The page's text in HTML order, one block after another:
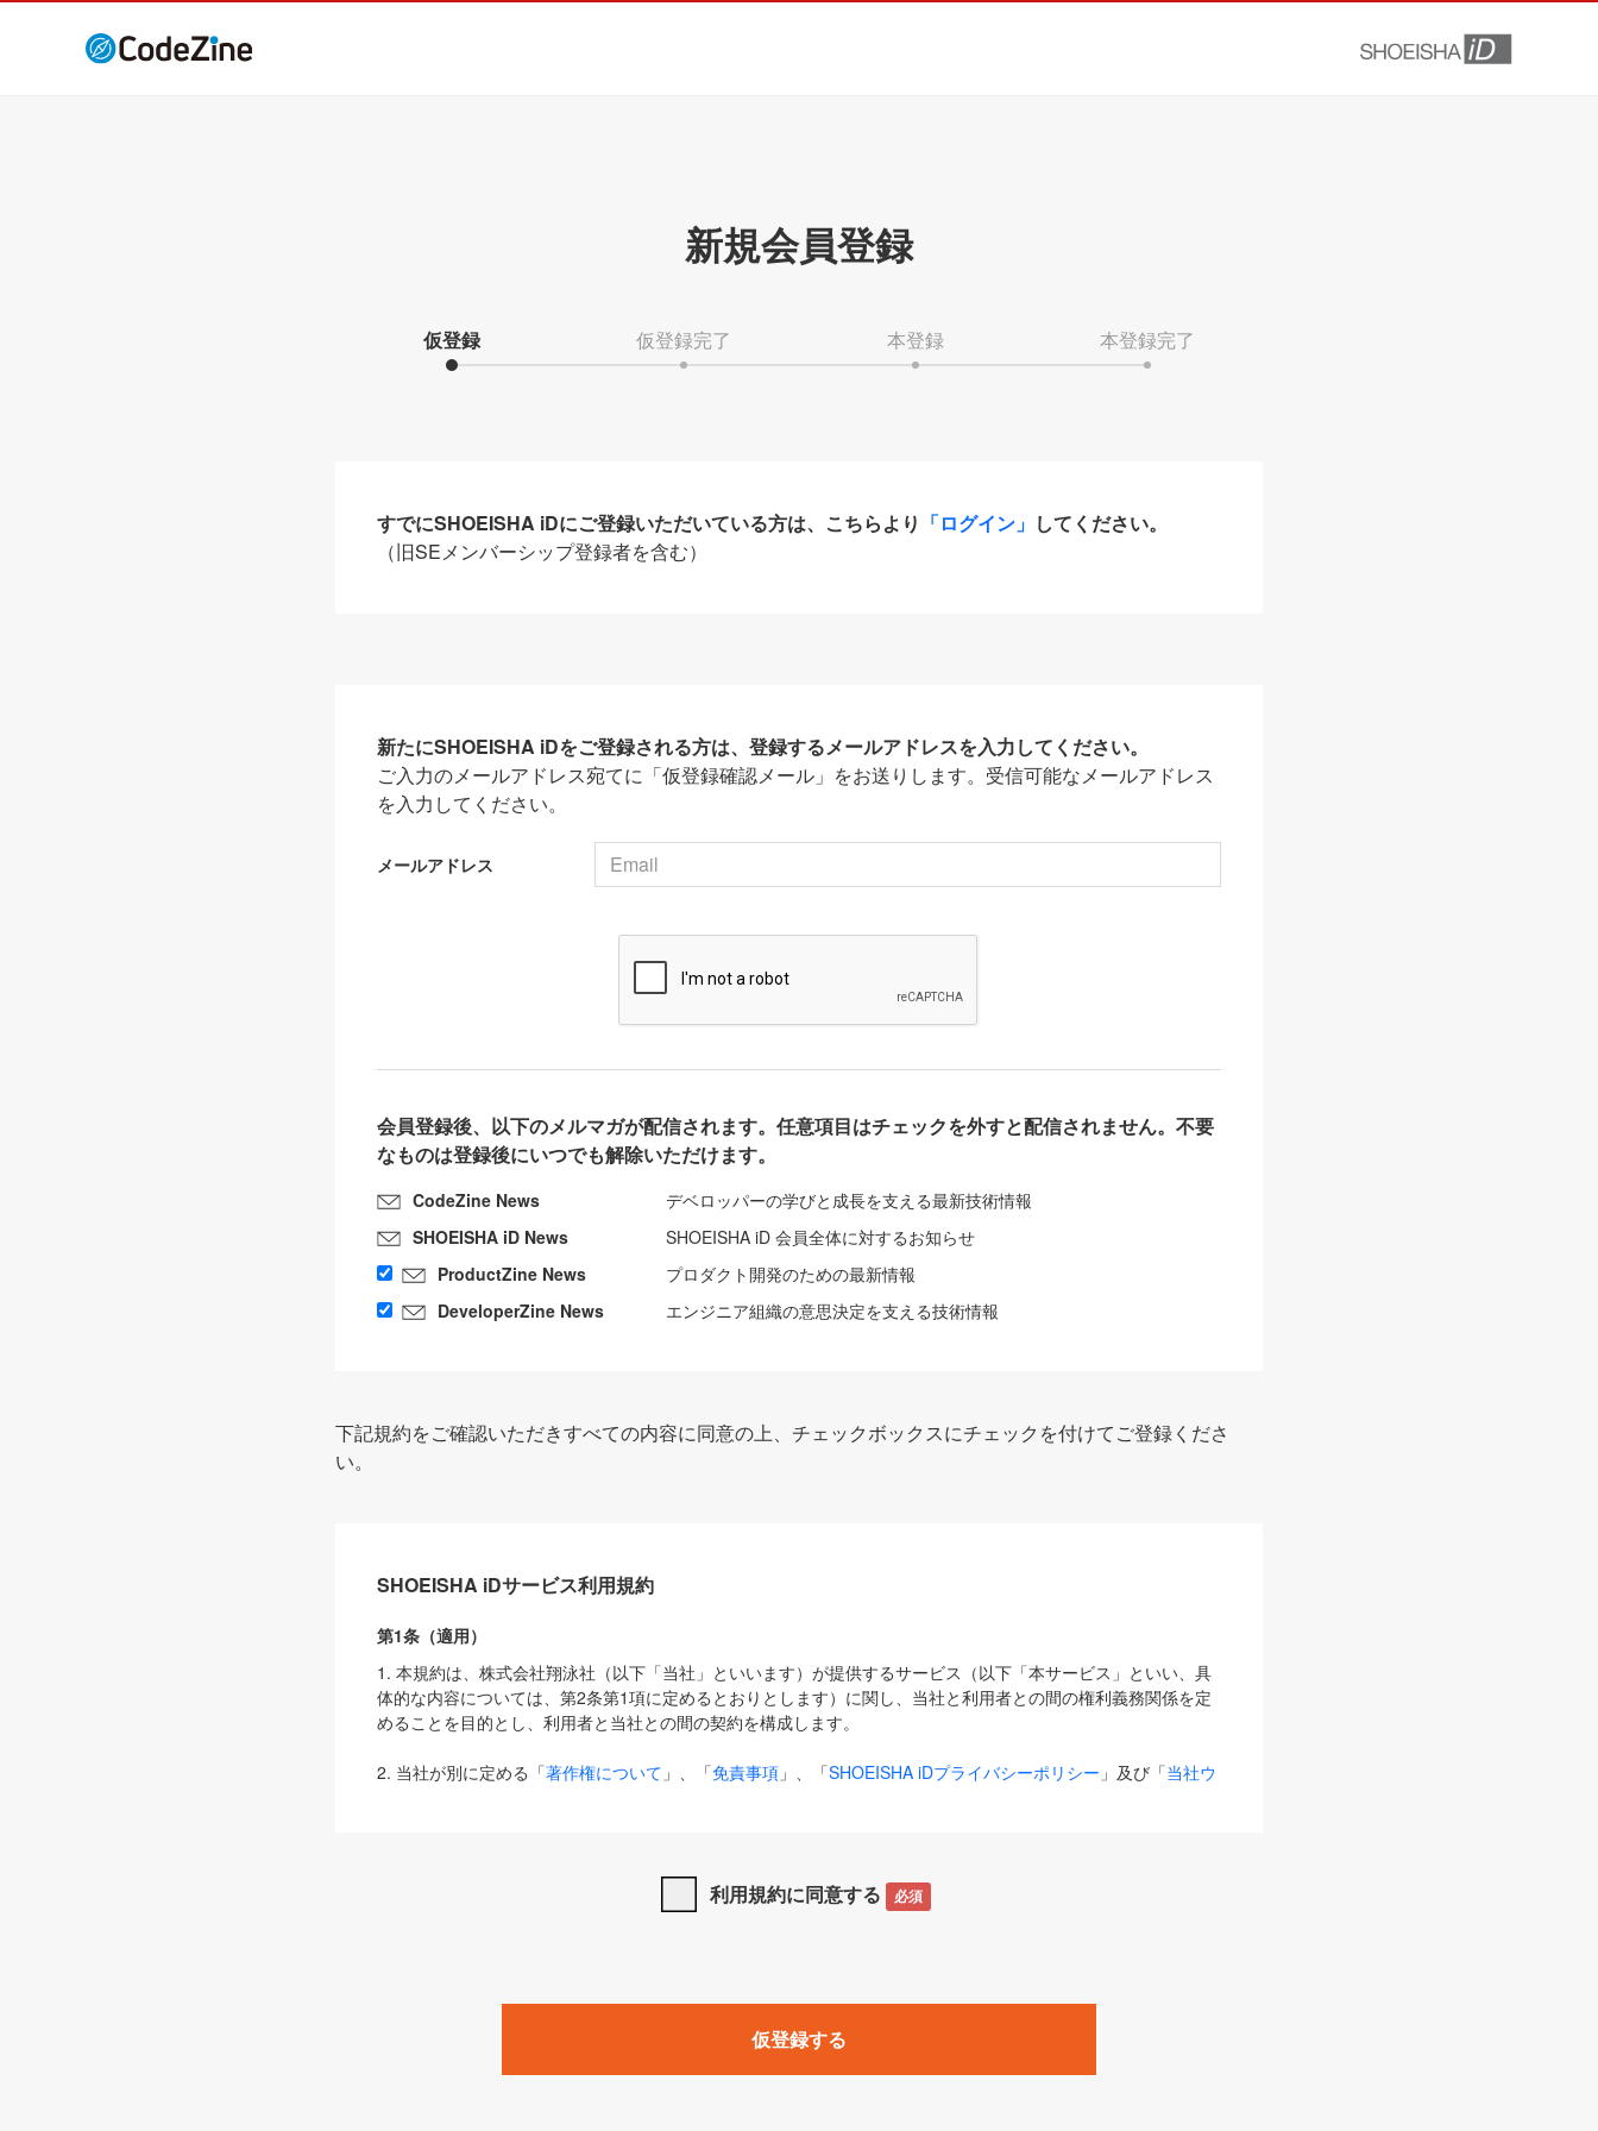
新規会員登録
仮登録 仮登録完了 本登録 本登録完了
すでにSHOEISHA iDにご登録いただいている方は、こちらより 「ログイン」 してください。
（旧SEメンバーシップ登録者を含む）
新たにSHOEISHA iDをご登録される方は、登録するメールアドレスを入力してください。
ご入力のメールアドレス宛てに「仮登録確認メール」をお送りします。受信可能なメールアドレス
を入力してください。
メールアドレス
会員登録後、以下のメルマガが配信されます。任意項目はチェックを外すと配信されません。不要
なものは登録後にいつでも解除いただけます。
CodeZine News
デベロッパーの学びと成長を支える最新技術情報
SHOEISHA iD News
SHOEISHA iD 会員全体に対するお知らせ
ProductZine News
プロダクト開発のための最新情報
DeveloperZine News
エンジニア組織の意思決定を支える技術情報
下記規約をご確認いただきすべての内容に同意の上、チェックボックスにチェックを付けてご登録くださ
い。
SHOEISHA iDサービス利用規約
第1条（適用）
1. 本規約は、株式会社翔泳社（以下「当社」といいます）が提供するサービス（以下「本サービス」といい、具
体的な内容については、第2条第1項に定めるとおりとします）に関し、当社と利用者との間の権利義務関係を定
めることを目的とし、利用者と当社との間の契約を構成します。
2. 当社が別に定める「著作権について 」、「免責事項 」、「SHOEISHA iDプライバシーポリシー 」及び「当社ウ
は、本規約の規定が優先して適用されるものとします。
1. 「本サービス」とは、当社が提供する以下のサービス（名称や内容が変更された場合、変更後のサービスを含
みます）及びこれらサービスに関連して当社が実施するイベントやキャンペーンをいいます。
「SEBook」「SEShop」「CodeZine」「MarkeZine」「EnterpriseZine」「ECzine」「Biz/Zine」「HRzine」
利用規約に同意する 必須
仮登録する